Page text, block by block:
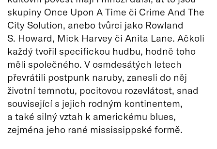
skupiny Once Upon A Time či Crime And The
City Solution, anebo tvůrci jako Rowland
S. Howard, Mick Harvey či Anita Lane. Ačkoli
každý tvořil specifickou hudbu, hodně toho
měli společného. V osmdesátých letech
převrátili postpunk naruby, zanesli do něj
životní temnotu, pocitovou rozevlátost, snad
související s jejich rodným kontinentem,
a také silný vztah k americkému blues,
zejména jeho rané mississippské formě.